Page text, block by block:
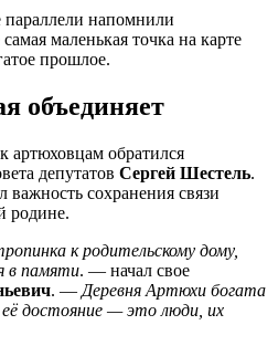
параллели напомнили
маленькая точка на карте
прошлое.
объединяет
артюховцам обратился
депутатов Сергей Шестель.
сохранения связи
родине.
к родительскому дому,
в памяти. — начал свое
. — Деревня Артюхи богата
её достояние — это люди, их